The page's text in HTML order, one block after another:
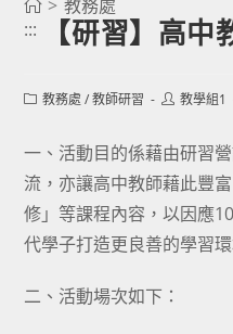
> 教務處
:::
【研習】高中
Post教務處 / 教師研習
Post教學組1
一、活動目的係藉由研習
流，亦讓高中教師藉此豐
修」等課程內容，以因應
代學子打造更良善的學習環
二、活動場次如下：